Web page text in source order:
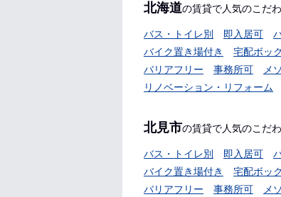
北海道の賃貸で人気のこだ
バス・トイレ別 即入居可
バイク置き場付き
宅配ボッ
バリアフリー
事務所可 メ
リノベーション・リフォーム
北見市の賃貸で人気のこだ
バス・トイレ別 即入居可
バイク置き場付き
宅配ボッ
バリアフリー
事務所可 メ